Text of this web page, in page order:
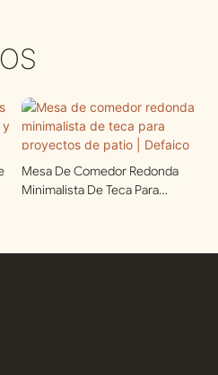
Mesa De Comedor Redonda
Minimalista De Teca Para